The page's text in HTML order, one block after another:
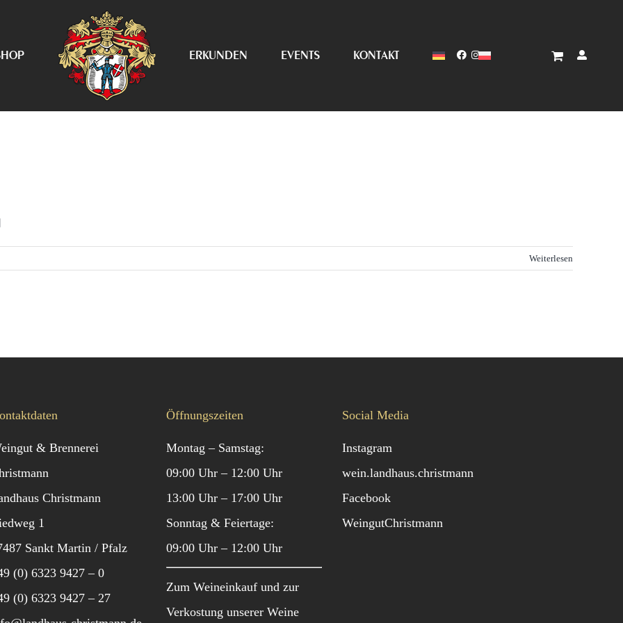
ERKUNDEN EVENTS KONTAKT
Weiterlesen
& Brennerei
Christmann
1
Sankt Martin / Pfalz
(0) 6323 9427 – 0
(0) 6323 9427 – 27
Öffnungszeiten
Montag – Samstag:
09:00 Uhr – 12:00 Uhr
13:00 Uhr – 17:00 Uhr
Sonntag & Feiertage:
09:00 Uhr – 12:00 Uhr
Zum Weineinkauf und zur
Verkostung unserer Weine
Social Media
Instagram
wein.landhaus.christmann
Facebook
WeingutChristmann